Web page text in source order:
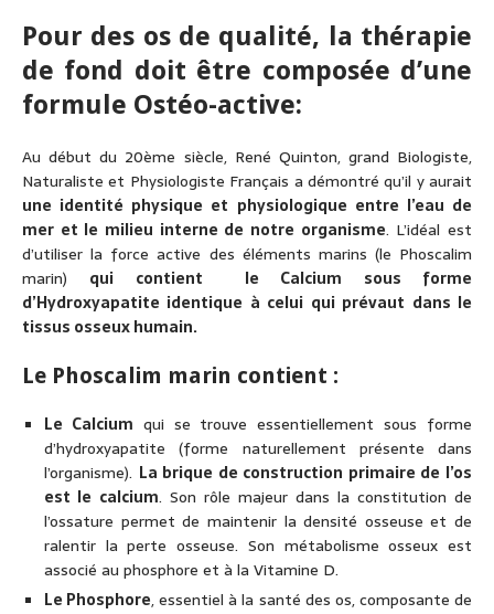
Pour des os de qualité, la thérapie
de fond doit être composée d’une
formule Ostéo-active:
Au début du 20ème siècle, René Quinton, grand Biologiste,
Naturaliste et Physiologiste Français a démontré qu’il y aurait
une identité physique et physiologique entre l’eau de
mer et le milieu interne de notre organisme. L’idéal est
d’utiliser la force active des éléments marins (le Phoscalim
marin) qui contient le Calcium sous forme
d’Hydroxyapatite identique à celui qui prévaut dans le
tissus osseux humain.
Le Phoscalim marin contient :
Le Calcium qui se trouve essentiellement sous forme
d’hydroxyapatite (forme naturellement présente dans
l’organisme). La brique de construction primaire de l’os
est le calcium. Son rôle majeur dans la constitution de
l’ossature permet de maintenir la densité osseuse et de
ralentir la perte osseuse. Son métabolisme osseux est
associé au phosphore et à la Vitamine D.
Le Phosphore, essentiel à la santé des os, composante de